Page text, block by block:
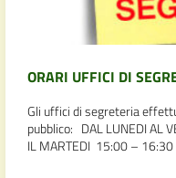
ORARI UFFICI DI
Gli uffici di segreteria
pubblico: DAL LUNEDI
IL MARTEDI 15:00 –